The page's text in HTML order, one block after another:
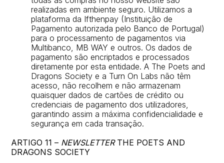
realizadas em ambiente seguro. Utilizamos a
plataforma da Ifthenpay (Instituição de
Pagamento autorizada pelo Banco de Portugal)
para o processamento de pagamentos via
Multibanco, MB WAY e outros. Os dados de
pagamento são encriptados e processados
diretamente por esta entidade. A The Poets and
Dragons Society e a Turn On Labs não têm
acesso, não recolhem e não armazenam
quaisquer dados de cartões de crédito ou
credenciais de pagamento dos utilizadores,
garantindo assim a máxima confidencialidade e
segurança em cada transação.
ARTIGO 11 – NEWSLETTERTHE POETS AND
DRAGONS SOCIETY